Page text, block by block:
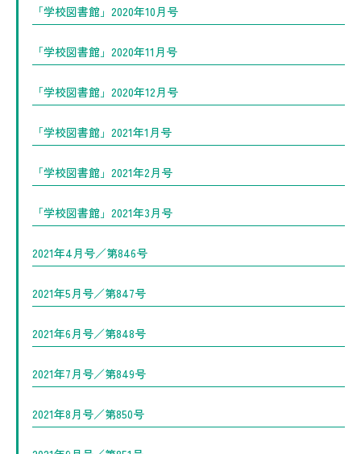
「学校図書館」2020年10月号
「学校図書館」2020年11月号
「学校図書館」2020年12月号
「学校図書館」2021年1月号
「学校図書館」2021年2月号
「学校図書館」2021年3月号
2021年4月号／第846号
2021年5月号／第847号
2021年6月号／第848号
2021年7月号／第849号
2021年8月号／第850号